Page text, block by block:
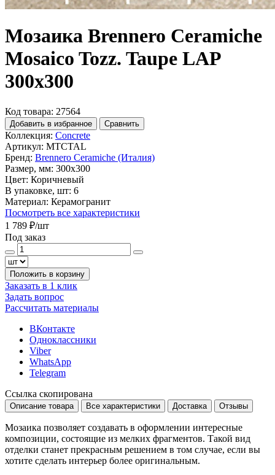
Мозаика Brennero Ceramiche
Mosaico Tozz. Taupe LAP
300x300
Код товара: 27564
Добавить в избранное Сравнить
Коллекция: Concrete
Артикул: MTCTAL
Бренд: Brennero Ceramiche (Италия)
Размер, мм: 300x300
Цвет: Коричневый
В упаковке, шт: 6
Материал: Керамогранит
Посмотреть все характеристики
1 789 ₽/шт
Под заказ
Положить в корзину
Заказать в 1 клик
Задать вопрос
Рассчитать материалы
ВКонтакте
Одноклассники
Viber
WhatsApp
Telegram
Ссылка скопирована
Описание товара Все характеристики Доставка Отзывы
Мозаика позволяет создавать в оформлении интересные
композиции, состоящие из мелких фрагментов. Такой вид
отделки станет прекрасным решением в том случае, если вы
хотите сделать интерьер более оригинальным.